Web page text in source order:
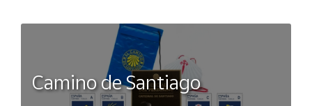
Camino de Santiago